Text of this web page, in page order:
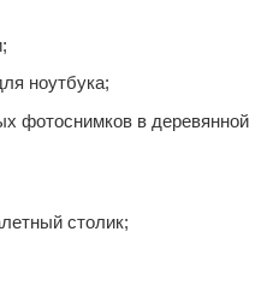
ноутбука;
фотоснимков в деревянной
столик;